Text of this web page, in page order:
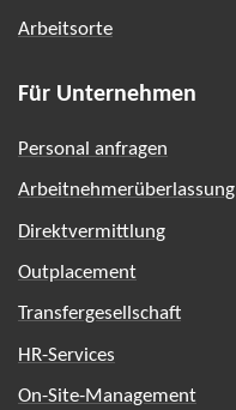
Arbeitsorte
Für Unternehmen
Personal anfragen
Arbeitnehmerüberlassung
Direktvermittlung
Outplacement
Transfergesellschaft
HR-Services
On-Site-Management